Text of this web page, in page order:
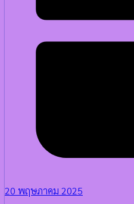
20 พฤษภาคม 2025